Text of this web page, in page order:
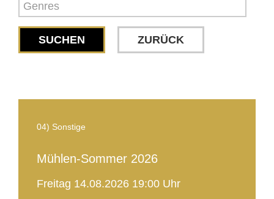
SUCHEN ZURÜCK
04) Sonstige
Mühlen-Sommer 2026
Freitag 14.08.2026 19:00 Uhr